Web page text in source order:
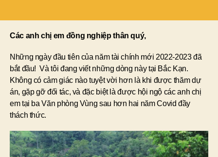
Các anh chị em đồng nghiệp thân quý,
Những ngày đầu tiên của năm tài chính mới 2022-2023 đã
bắt đầu! Và tôi đang viết những dòng này tại Bắc Kạn.
Không có cảm giác nào tuyệt vời hơn là khi được thăm dự
án, gặp gỡ đối tác, và đặc biệt là được hội ngộ các anh chị
em tại ba Văn phòng Vùng sau hơn hai năm Covid đầy
thách thức.